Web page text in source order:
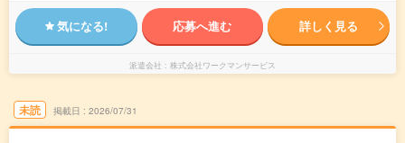
気になる! 応募へ進む 詳しく見る
派遣会社 株式会社ワークマンサービス
未読 掲載日 2026/07/31